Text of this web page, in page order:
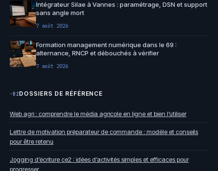
Intégrateur Silae à Vannes : paramétrage, DSN et support
sans angle mort
7 août 2026
Formation management numérique dans le 69 :
alternance, RNCP et débouchés à vérifier
7 août 2026
·02DOSSIERS DE RÉFÉRENCE
Web agri : comprendre le média agricole en ligne et bien l’utiliser
Lettre de motivation préparateur de commande : modèle et conseils
pour être retenu
Jogging d’écriture ce2 : idées d’activités simples et efficaces pour
progresser